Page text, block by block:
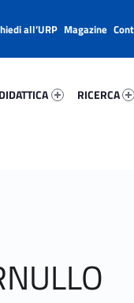
DIDATTICA
RICERCA
all’URP Magazine